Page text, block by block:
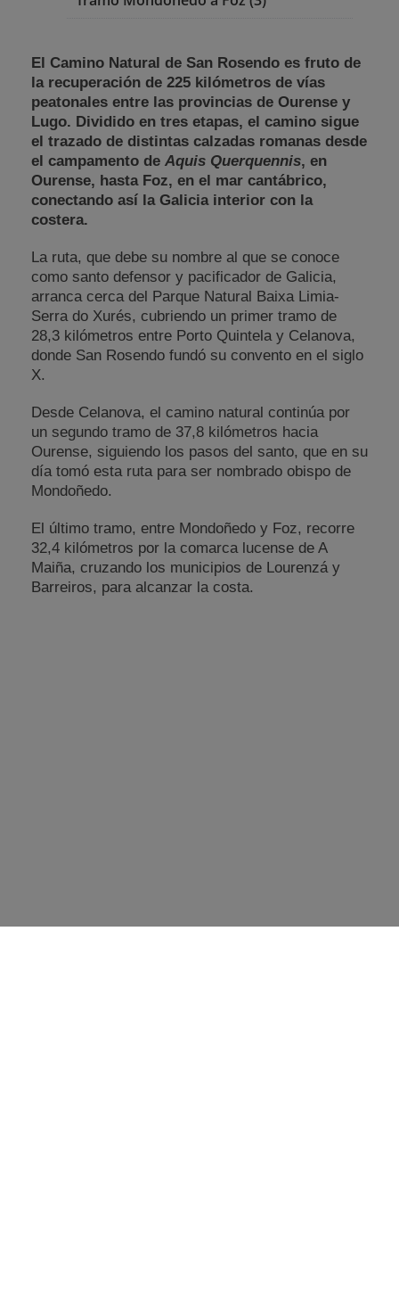
El Camino Natural de San Rosendo es fruto de
la recuperación de 225 kilómetros de vías
peatonales entre las provincias de Ourense y
Lugo. Dividido en tres etapas, el camino sigue
el trazado de distintas calzadas romanas desde
el campamento de Aquis Querquennis, en
Ourense, hasta Foz, en el mar cantábrico,
conectando así la Galicia interior con la
costera.
La ruta, que debe su nombre al que se conoce
como santo defensor y pacificador de Galicia,
arranca cerca del Parque Natural Baixa Limia-
Serra do Xurés, cubriendo un primer tramo de
28,3 kilómetros entre Porto Quintela y Celanova,
donde San Rosendo fundó su convento en el siglo
X.
Desde Celanova, el camino natural continúa por
un segundo tramo de 37,8 kilómetros hacia
Ourense, siguiendo los pasos del santo, que en su
día tomó esta ruta para ser nombrado obispo de
Mondoñedo.
El último tramo, entre Mondoñedo y Foz, recorre
32,4 kilómetros por la comarca lucense de A
Maiña, cruzando los municipios de Lourenzá y
Barreiros, para alcanzar la costa.